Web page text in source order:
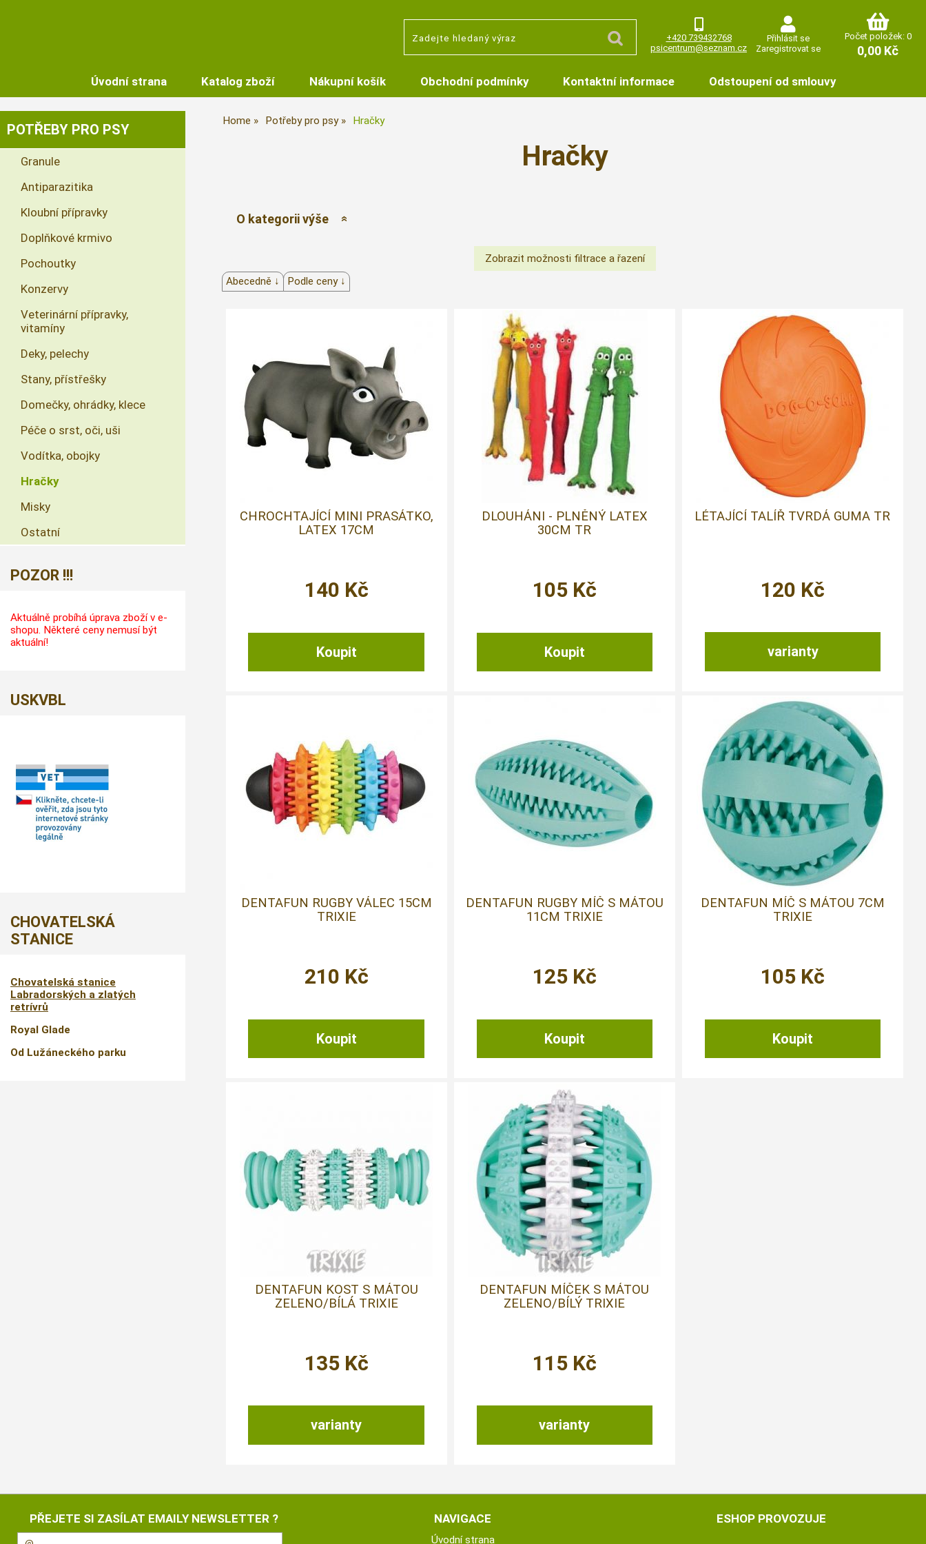
+420 739432768
psicentrum@seznam.cz
Přihlásit se
Zaregistrovat se
Počet položek: 0
0,00 Kč
Úvodní strana Katalog zboží Nákupní košík Obchodní podmínky Kontaktní informace Odstoupení od smlouvy
Home Potřeby pro psy Hračky
Hračky
O kategorii výše
Abecedně ↓ Podle ceny ↓
CHROCHTAJÍCÍ MINI PRASÁTKO,
LATEX 17CM
140 Kč
DLOUHÁNI - PLNĚNÝ LATEX
30CM TR
105 Kč
LÉTAJÍCÍ TALÍŘ TVRDÁ GUMA TR
varianty
120 Kč
DENTAFUN RUGBY VÁLEC 15CM
TRIXIE
210 Kč
DENTAFUN RUGBY MÍČ S MÁTOU
11CM TRIXIE
125 Kč
DENTAFUN MÍČ S MÁTOU 7CM
TRIXIE
105 Kč
DENTAFUN KOST S MÁTOU
ZELENO/BÍLÁ TRIXIE
varianty
135 Kč
DENTAFUN MÍČEK S MÁTOU
ZELENO/BÍLÝ TRIXIE
varianty
115 Kč
POTŘEBY PRO PSY
Granule
Antiparazitika
Kloubní přípravky
Doplňkové krmivo
Pochoutky
Konzervy
Veterinární přípravky,
vitamíny
Deky, pelechy
Stany, přístřešky
Domečky, ohrádky, klece
Péče o srst, oči, uši
Vodítka, obojky
Hračky
Misky
Ostatní
POZOR !!!
Aktuálně probíhá úprava zboží v e-
shopu. Některé ceny nemusí být
aktuální!
USKVBL
CHOVATELSKÁ
STANICE
Chovatelská stanice
Labradorských a zlatých
retrívrů
Royal Glade
Od Lužáneckého parku
PŘEJETE SI ZASÍLAT EMAILY NEWSLETTER ? NAVIGACE
Úvodní strana
ESHOP PROVOZUJE